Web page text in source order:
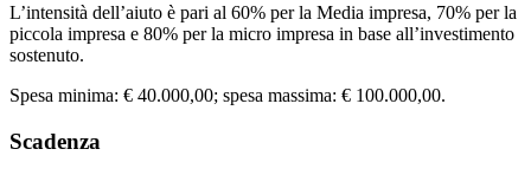
L’intensità dell’aiuto è pari al 60% per la Media impresa, 70% per la
piccola impresa e 80% per la micro impresa in base all’investimento
sostenuto.
Spesa minima: € 40.000,00; spesa massima: € 100.000,00.
Scadenza